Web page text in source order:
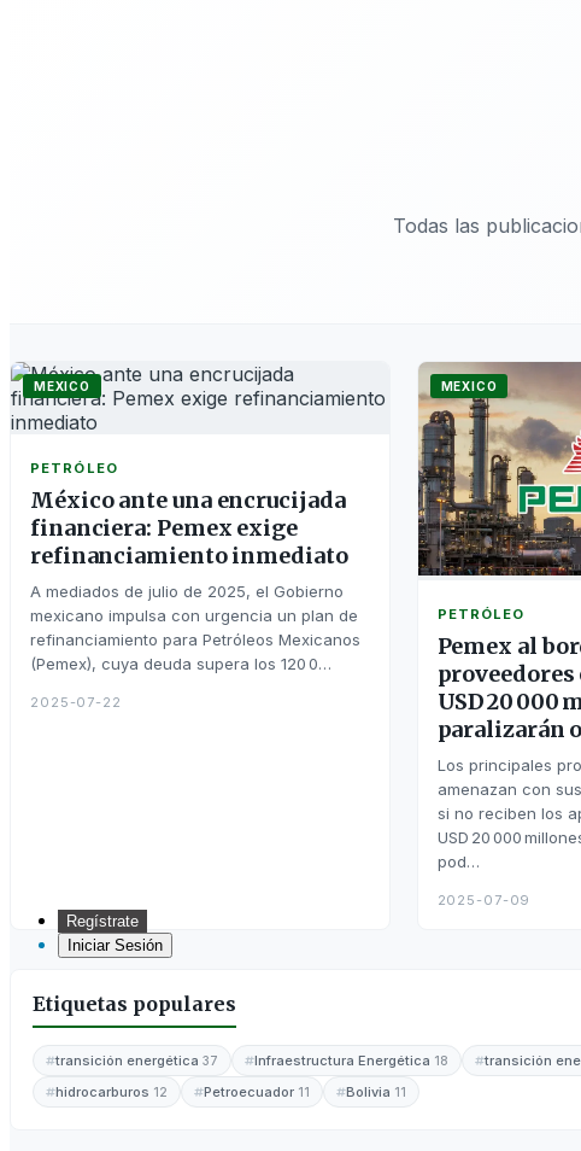
Regístrate
Iniciar Sesión
Inicio
Todas las
MEXICO
PETRÓLEO
México ante una encrucijada
financiera: Pemex exige
refinanciamiento inmediato
A mediados de julio de 2025, el Gobierno
mexicano impulsa con urgencia un plan de
refinanciamiento para Petróleos Mexicanos
(Pemex), cuya deuda supera los 120 0…
2025-07-22
MEXICO
PETRÓLEO
Pemex al
USD 20 000
paralizarán
Los principales
amenazan con
si no reciben los
USD 20 000
pod…
2025-07-09
Etiquetas populares
transición energética 37 Infraestructura Energética 18 transición
hidrocarburos 12 Petroecuador 11 Bolivia 11